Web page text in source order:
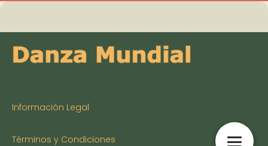
Información Legal
Términos y Condiciones